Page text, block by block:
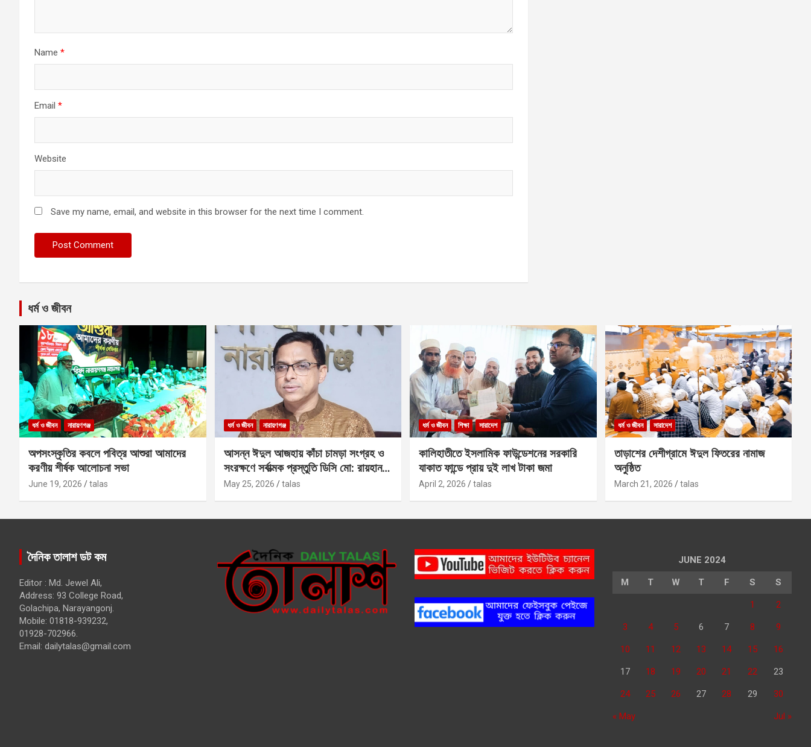
Name *
Email *
Website
Save my name, email, and website in this browser for the next time I comment.
ধর্ম ও জীবন
ধর্ম ও জীবন নারায়ণগঞ্জ
অপসংস্কৃতির কবলে পবিত্র আশুরা আমাদের
করণীয় শীর্ষক আলোচনা সভা
June 19, 2026 talas
ধর্ম ও জীবন নারায়ণগঞ্জ
আসন্ন ঈদুল আজহায় কাঁচা চামড়া সংগ্রহ ও
সংরক্ষণে সর্বাত্মক প্রস্তুতি ডিসি মো: রায়হান
কবির
May 25, 2026 talas
ধর্ম ও জীবন শিক্ষা সারাদেশ
কালিহাতীতে ইসলামিক ফাউন্ডেশনের সরকারি
যাকাত ফান্ডে প্রায় দুই লাখ টাকা জমা
April 2, 2026 talas
ধর্ম ও জীবন সারাদেশ
তাড়াশের দেশীগ্রামে ঈদুল ফিতরের নামাজ
অনুষ্ঠিত
March 21, 2026 talas
দৈনিক তালাশ ডট কম
Editor : Md. Jewel Ali,
Address: 93 College Road,
Golachipa, Narayangonj.
Mobile: 01818-939232,
01928-702966.
Email: dailytalas@gmail.com
JUNE 2024
M T W T F S S
1 2
3 4 5 6 7 8 9
10 11 12 13 14 15 16
17 18 19 20 21 22 23
24 25 26 27 28 29 30
« May Jul »